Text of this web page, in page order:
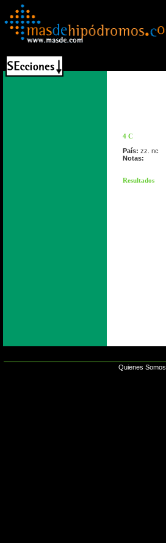
4 C
País: zz. nc
Notas:
Resultados
Quienes Somos